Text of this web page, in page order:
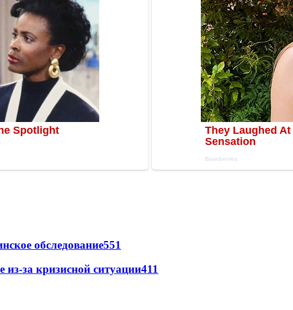
обследование551
за кризисной ситуации411